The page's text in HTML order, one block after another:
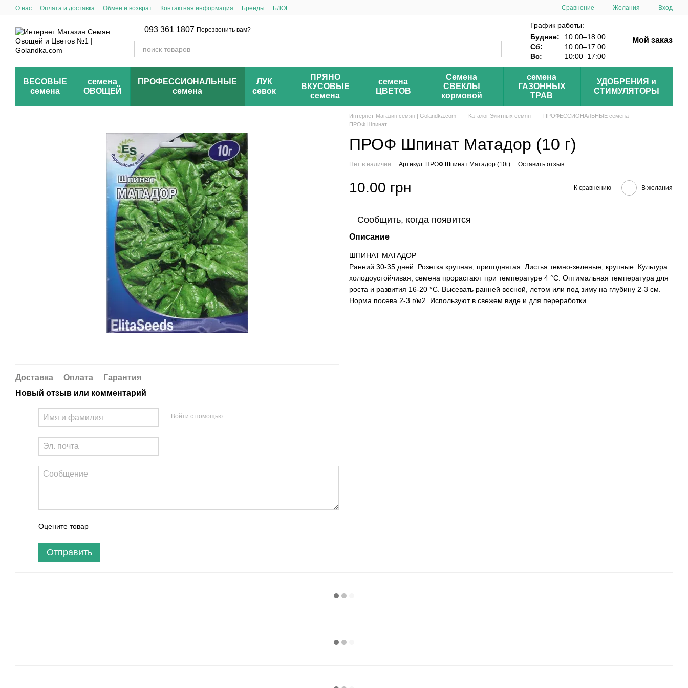
Перейти к основному контенту
О нас Оплата и доставка Обмен и возврат Контактная информация Бренды БЛОГ Сравнение Желания Вход
093 361 1807 Перезвонить вам?
График работы:
Будние:
10:00–18:00
Сб:
10:00–17:00
Вс:
10:00–17:00
Мой заказ
ВЕСОВЫЕ
семена
семена
ОВОЩЕЙ
ПРОФЕССИОНАЛЬНЫЕ
семена
ЛУК
севок
ПРЯНО
ВКУСОВЫЕ
семена
семена
ЦВЕТОВ
Семена
СВЕКЛЫ
кормовой
семена
ГАЗОННЫХ
ТРАВ
УДОБРЕНИЯ и
СТИМУЛЯТОРЫ
Доставка Оплата
Гарантия
Новый отзыв или комментарий
Войти с помощью
Оцените товар
Отправить
Интернет-Магазин семян | Golandka.com Каталог Элитных семян
ПРОФЕССИОНАЛЬНЫЕ семена
ПРОФ Шпинат
ПРОФ Шпинат Матадор (10 г)
Нет в наличии Артикул: ПРОФ Шпинат Матадор (10г) Оставить отзыв
10.00 грн К сравнению В желания
Сообщить, когда появится
Описание
ШПИНАТ МАТАДОР
Ранний 30-35 дней. Розетка крупная, приподнятая. Листья темно-зеленые, крупные. Культура
холодоустойчивая, семена прорастают при температуре 4 °C. Оптимальная температура для
роста и развития 16-20 °С. Высевать ранней весной, летом или под зиму на глубину 2-3 см.
Норма посева 2-3 г/м2. Используют в свежем виде и для переработки.